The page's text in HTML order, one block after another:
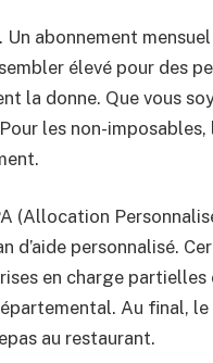
Un abonnement
élevé pour des
la donne. Que vous
les non-
(Allocation
d’aide personnalisé.
en charge
Au final,
au restaurant.